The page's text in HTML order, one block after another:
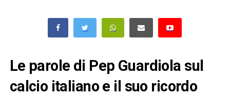
Le parole di Pep Guardiola sul
calcio italiano e il suo ricordo